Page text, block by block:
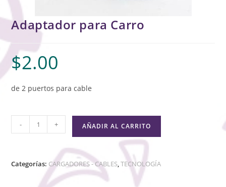
Adaptador para Carro
$2.00
de 2 puertos para cable
- + AÑADIR AL CARRITO
Categorías: CARGADORES - CABLES,TECNOLOGÍA